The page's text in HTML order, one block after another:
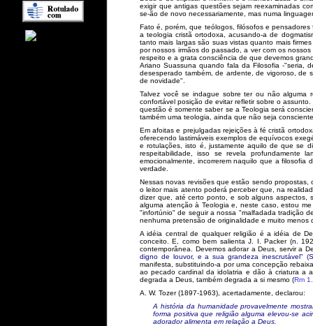
exigir que antigas questões sejam reexaminadas
se-ão de novo necessariamente, mas numa
Fato é, porém, que teólogos, filósofos e
a teologia cristã ortodoxa, acusando-a de
tanto mais largas são suas vistas quanto mais
por nossos irmãos do passado, a ver com os
respeito e a grata consciência de que devemos
Ariano Suassuna quando fala da Filosofia -"seria,
desesperado também, de ardente, de vigoroso, de
de novidade".
Talvez você se indague sobre ter ou não
confortável posição de evitar refletir sobre o
questão é somente saber se a Teologia será
também uma teologia, ainda que não seja
Em afoitas e prejulgadas rejeições à fé cristã
oferecendo lastimáveis exemplos de equívocos
e rotulações, isto é, justamente aquilo de que se
respeitabilidade, isso se revela profundamente
emocionalmente, incorrerem naquilo que a
verdade.
Nessas novas revisões que estão sendo
o leitor mais atento poderá perceber que, na
dizer que, até certo ponto, e sob alguns aspectos,
alguma atenção à Teologia e, neste caso, estou
"infortúnio" de seguir a nossa "malfadada tradição
nenhuma pretensão de originalidade e muito menos
A idéia central de qualquer religião é a idéia de
conceito. E, como bem salienta J. I. Packer (n.
contemporânea. Devemos adorar a Deus, servir a
digno de louvor, e a sua grandeza inescrutável"
manifesta, substituindo-a por uma concepção
ao pecado cardinal da idolatria e dão à criatura a
degrada a Deus, também degrada a si mesmo (Rm
A. W. Tozer (1897-1963), acertadamente, declarou:
A história da humanidade provavelmente
forma positiva que religião alguma elevou-se
adorador alimenta em relação a Deus.